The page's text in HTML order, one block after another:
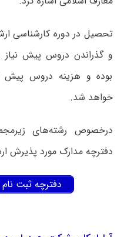
تحصیل در دوره کارشناسی
و گذراندن دروس پیش
بوده و هزینه دروس پیش
خواهد شد.
درخصوص رشته‌های
دفترچه مدارک مورد پذیرش
دفترچه ثبت